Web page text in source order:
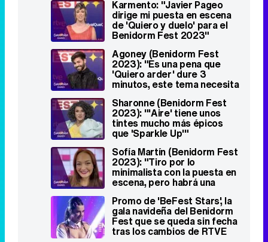
Karmento: "Javier Pageo
dirige mi puesta en escena
de 'Quiero y duelo' para el
Benidorm Fest 2023"
Agoney (Benidorm Fest
2023): "Es una pena que
'Quiero arder' dure 3
minutos, este tema necesita
más espacio"
Sharonne (Benidorm Fest
2023): "'Aire' tiene unos
tintes mucho más épicos
que 'Sparkle Up'"
Sofía Martín (Benidorm Fest
2023): "Tiro por lo
minimalista con la puesta en
escena, pero habrá una
sorpresa"
Promo de 'BeFest Stars', la
gala navideña del Benidorm
Fest que se queda sin fecha
tras los cambios de RTVE